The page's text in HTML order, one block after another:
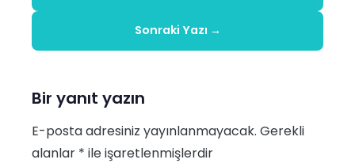
Sonraki Yazı →
Bir yanıt yazın
E-posta adresiniz yayınlanmayacak. Gerekli
alanlar * ile işaretlenmişlerdir